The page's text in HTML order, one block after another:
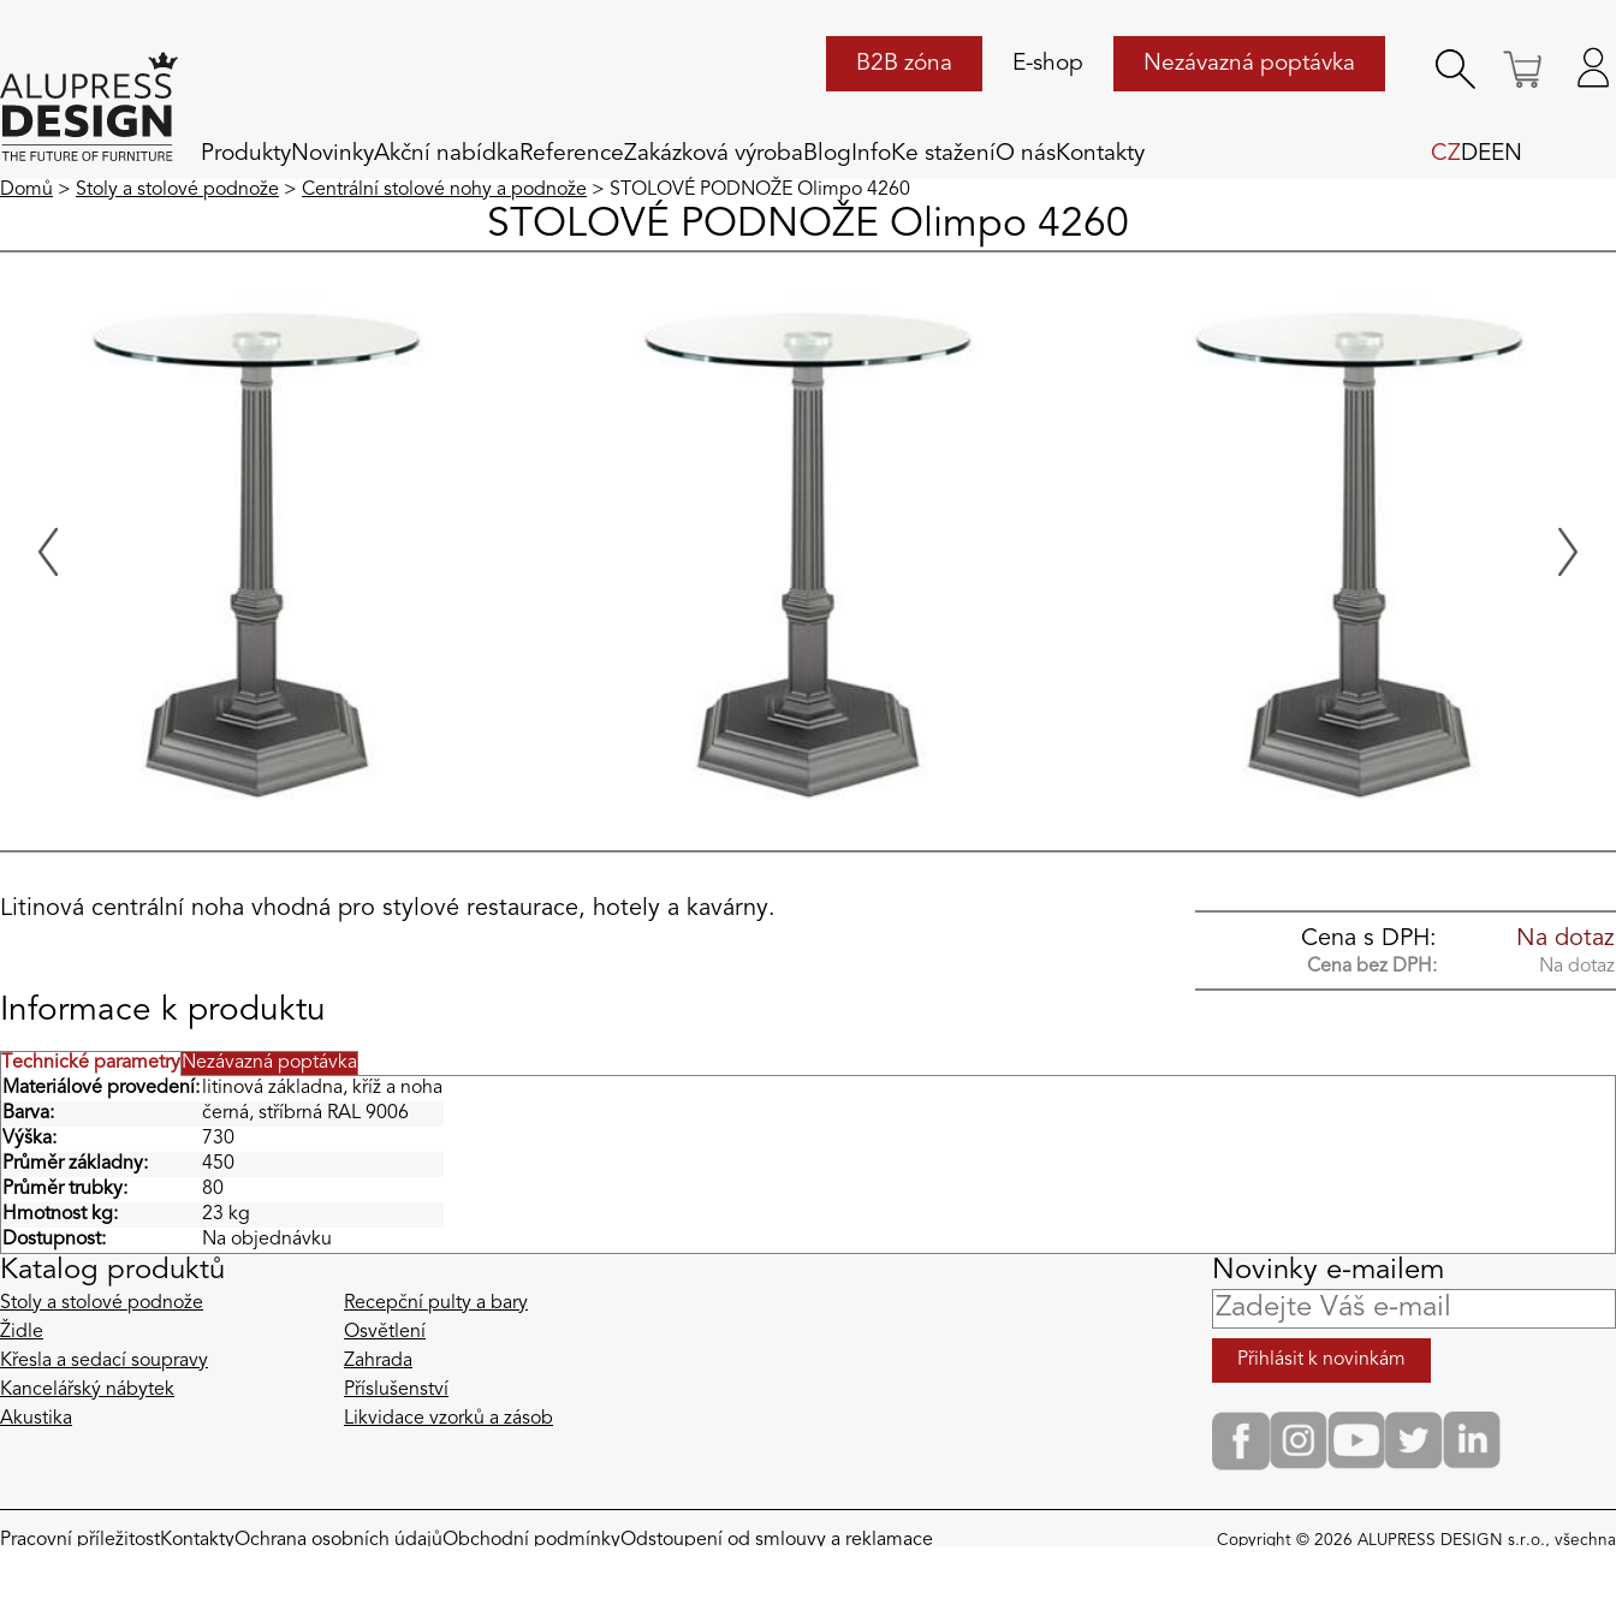
ProduktyNovinkyAkční nabídka ReferenceZakázková výroba Blog InfoKe staženíO násKontakty
B2B zóna E-shop Nezávazná poptávka
CZDEEN
Domů > Stoly a stolové podnože > Centrální stolové nohy a podnože > STOLOVÉ PODNOŽE Olimpo 4260
STOLOVÉ PODNOŽE Olimpo 4260
Litinová centrální noha vhodná pro stylové restaurace, hotely a kavárny.
Cena s DPH:
Na dotaz
Cena bez DPH: Na dotaz
Informace k produktu
Technické parametry Nezávazná poptávka
Materiálové provedení: litinová základna, kříž a noha
Barva:
černá, stříbrná RAL 9006
Výška:
730
Průměr základny:
450
Průměr trubky:
80
Hmotnost kg:
23 kg
Dostupnost:
Na objednávku
Katalog produktů
Stoly a stolové podnože
Židle
Křesla a sedací soupravy
Kancelářský nábytek
Akustika
Recepční pulty a bary
Osvětlení
Zahrada
Příslušenství
Likvidace vzorků a zásob
Novinky e-mailem
Pracovní příležitostKontaktyOchrana osobních údajůObchodní podmínky​Odstoupení od smlouvy a reklamace
Copyright © 2026 ALUPRESS DESIGN s.r.o., všechna